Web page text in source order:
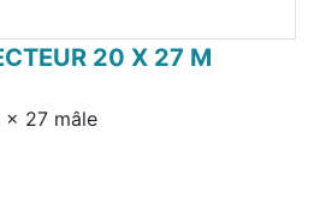
20 X 27 M
x 27 mâle